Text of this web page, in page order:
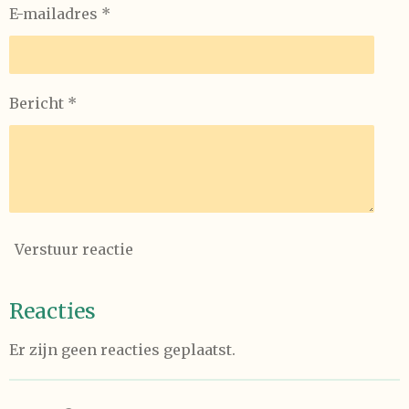
E-mailadres *
Bericht *
Verstuur reactie
Reacties
Er zijn geen reacties geplaatst.